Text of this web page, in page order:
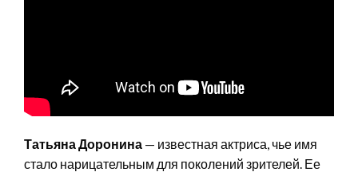
Татьяна Доронина — известная актриса, чье имя
стало нарицательным для поколений зрителей. Ее